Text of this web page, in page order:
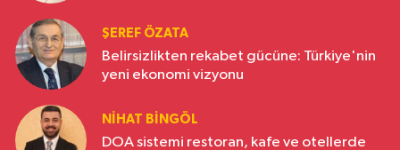
ŞEREF ÖZATA
Belirsizlikten rekabet gücüne: Türkiye'nin
yeni ekonomi vizyonu
NIHAT BINGÖL
DOA sistemi restoran, kafe ve otellerde